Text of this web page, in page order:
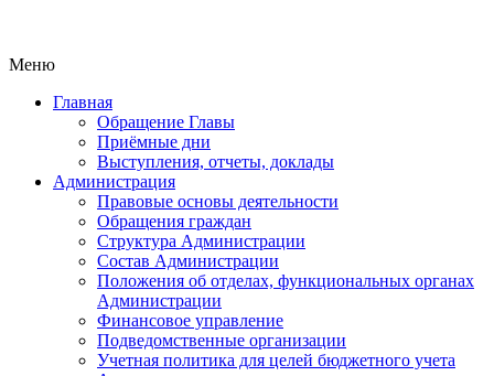
Меню
Главная
Обращение Главы
Приёмные дни
Выступления, отчеты, доклады
Администрация
Правовые основы деятельности
Обращения граждан
Структура Администрации
Состав Администрации
Положения об отделах, функциональных органах
Администрации
Финансовое управление
Подведомственные организации
Учетная политика для целей бюджетного учета